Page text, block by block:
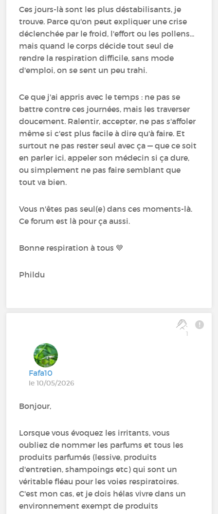
Ces jours-là sont les plus déstabilisants, je
trouve. Parce qu'on peut expliquer une crise
déclenchée par le froid, l'effort ou les pollens...
mais quand le corps décide tout seul de
rendre la respiration difficile, sans mode
d'emploi, on se sent un peu trahi.
Ce que j'ai appris avec le temps : ne pas se
battre contre ces journées, mais les traverser
doucement. Ralentir, accepter, ne pas s'affoler
même si c'est plus facile à dire qu'à faire. Et
surtout ne pas rester seul avec ça — que ce soit
en parler ici, appeler son médecin si ça dure,
ou simplement ne pas faire semblant que
tout va bien.
Vous n'êtes pas seul(e) dans ces moments-là.
Ce forum est là pour ça aussi.
Bonne respiration à tous 💙
Phildu
1
Fafa10
le 10/05/2026
Bonjour,
Lorsque vous évoquez les irritants, vous
oubliez de nommer les parfums et tous les
produits parfumés (lessive, produits
d'entretien, shampoings etc) qui sont un
véritable fléau pour les voies respiratoires.
C'est mon cas, et je dois hélas vivre dans un
environnement exempt de produits